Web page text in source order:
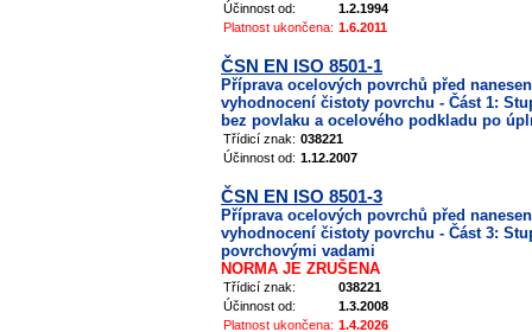
Účinnost od:
1.2.1994
Platnost ukončena: 1.6.2011
ČSN EN ISO 8501-1
Příprava ocelových povrchů před
vyhodnocení čistoty povrchu - Část 1:
bez povlaku a ocelového podkladu po
Třídicí znak: 038221
Účinnost od: 1.12.2007
ČSN EN ISO 8501-3
Příprava ocelových povrchů před
vyhodnocení čistoty povrchu - Část 3:
povrchovými vadami
NORMA JE ZRUŠENA
Třídicí znak:
038221
Účinnost od:
1.3.2008
Platnost ukončena: 1.4.2026